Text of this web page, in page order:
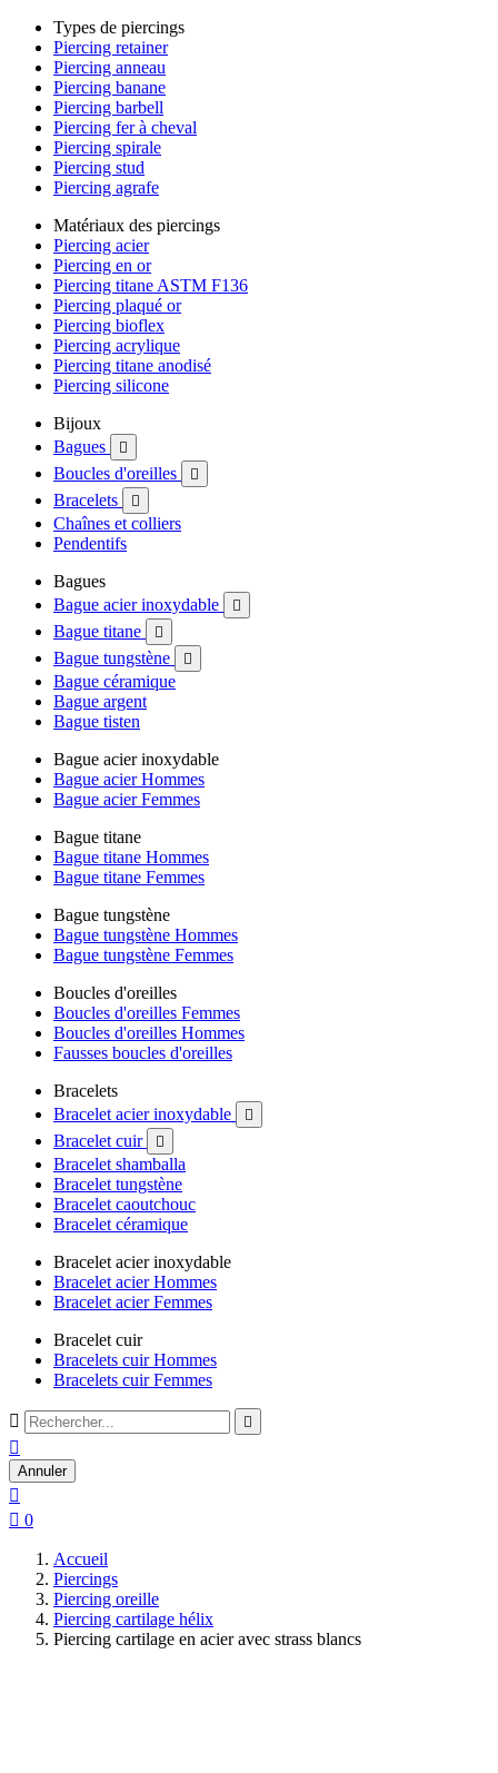
Types de piercings
Piercing retainer
Piercing anneau
Piercing banane
Piercing barbell
Piercing fer à cheval
Piercing spirale
Piercing stud
Piercing agrafe
Matériaux des piercings
Piercing acier
Piercing en or
Piercing titane ASTM F136
Piercing plaqué or
Piercing bioflex
Piercing acrylique
Piercing titane anodisé
Piercing silicone
Bijoux
Bagues

Boucles d'oreilles 
Bracelets 
Chaînes et colliers
Pendentifs
Bagues
Bague acier inoxydable

Bague titane 
Bague tungstène 
Bague céramique
Bague argent
Bague tisten
Bague acier inoxydable
Bague acier Hommes
Bague acier Femmes
Bague titane
Bague titane Hommes
Bague titane Femmes
Bague tungstène
Bague tungstène Hommes
Bague tungstène Femmes
Boucles d'oreilles
Boucles d'oreilles Femmes
Boucles d'oreilles Hommes
Fausses boucles d'oreilles
Bracelets
Bracelet acier inoxydable

Bracelet cuir 
Bracelet shamballa
Bracelet tungstène
Bracelet caoutchouc
Bracelet céramique
Bracelet acier inoxydable
Bracelet acier Hommes
Bracelet acier Femmes
Bracelet cuir
Bracelets cuir Hommes
Bracelets cuir Femmes
 

Annuler

 0
Accueil
Piercings
Piercing oreille
Piercing cartilage hélix
Piercing cartilage en acier avec strass blancs